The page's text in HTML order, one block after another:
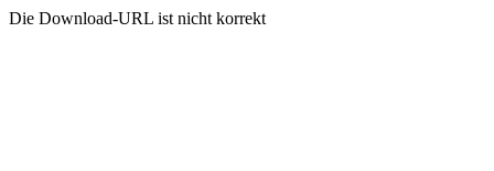
Die Download-URL ist nicht korrekt